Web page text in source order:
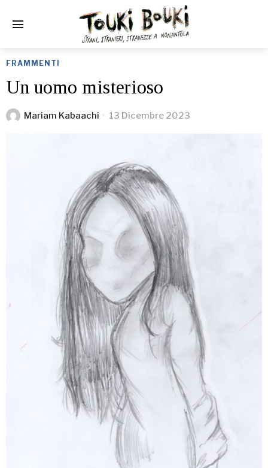
FRAMMENTI
Un uomo misterioso
Mariam Kabaachi 13 Dicembre 2023